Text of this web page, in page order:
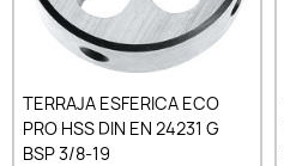
TERRAJA ESFERICA ECO
PRO HSS DIN EN 24231 G
BSP 3/8-19